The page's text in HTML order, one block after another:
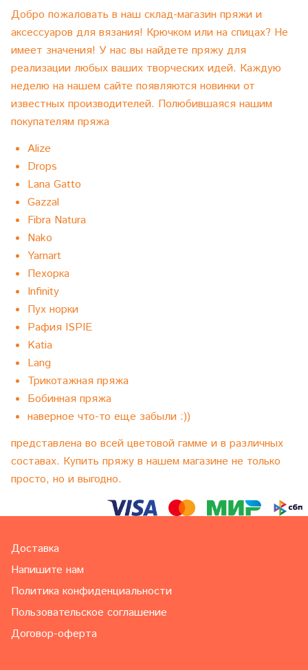
Добро пожаловать в наш склад-магазин пряжи и
аксессуаров для вязания! Крючком или на спицах? Не
имеет значения! У нас вы найдете пряжу для
реализации любых ваших творческих идей. Каждую
неделю на нашем сайте появляются новинки от
известных производителей. Полюбившаяся нашим
покупателям пряжа
Alize
Drops
Lana Gatto
Gazzal
Fibra Natura
Nako
Yarnart
Пехорка
Infinity
Пух норки
Рафия ISPIE
Katia
Lang
Трикотажная пряжа
Бобинная пряжа
наверное что-то еще забыли :))
представлена во всей цветовой гамме и в различных
составах. Купить пряжу в нашем магазине не только
просто, но и выгодно.
Доставка
Напишите нам
Политика конфиденциальности
Пользовательское соглашение
Договор-оферта